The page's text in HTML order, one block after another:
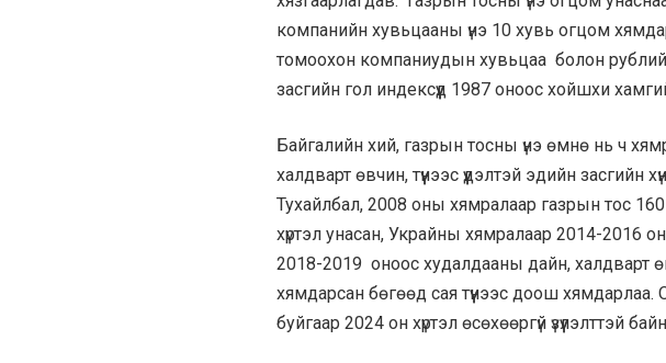
компанийн хувьцааны үнэ 10 хувь огцом
томоохон компаниудын хувьцаа болон
засгийн гол индексүүд 1987 оноос хойшхи
Байгалийн хий, газрын тосны үнэ өмнө нь ч
халдварт өвчин, түүнээс үүдэлтэй эдийн
Тухайлбал, 2008 оны хямралаар газрын тос
хүртэл унасан, Украйны хямралаар 2014-2016
2018-2019 оноос худалдааны дайн, халдварт
хямдарсан бөгөөд сая түүнээс доош
буйгаар 2024 он хүртэл өсөхөөргүй үзүүлэлттэй